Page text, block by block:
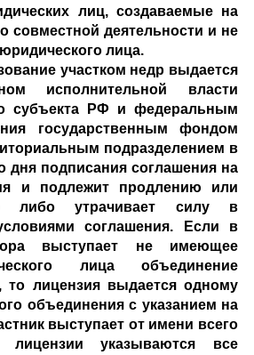
лиц, создаваемые на
совместной деятельности и не
лица.
участком недр выдается
исполнительной власти
субъекта РФ и федеральным
государственным фондом
подразделением в
дня подписания соглашения на
и подлежит продлению или
либо утрачивает силу в
соглашения. Если в
выступает не имеющее
лица объединение
то лицензия выдается одному
объединения с указанием на
выступает от имени всего
указываются все